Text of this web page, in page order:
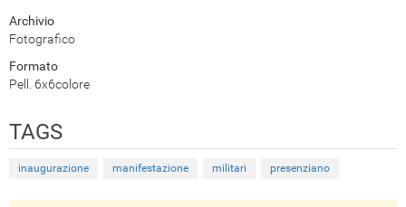
Archivio
Fotografico
Formato
Pell. 6x6colore
TAGS
inaugurazione manifestazione militari presenziano